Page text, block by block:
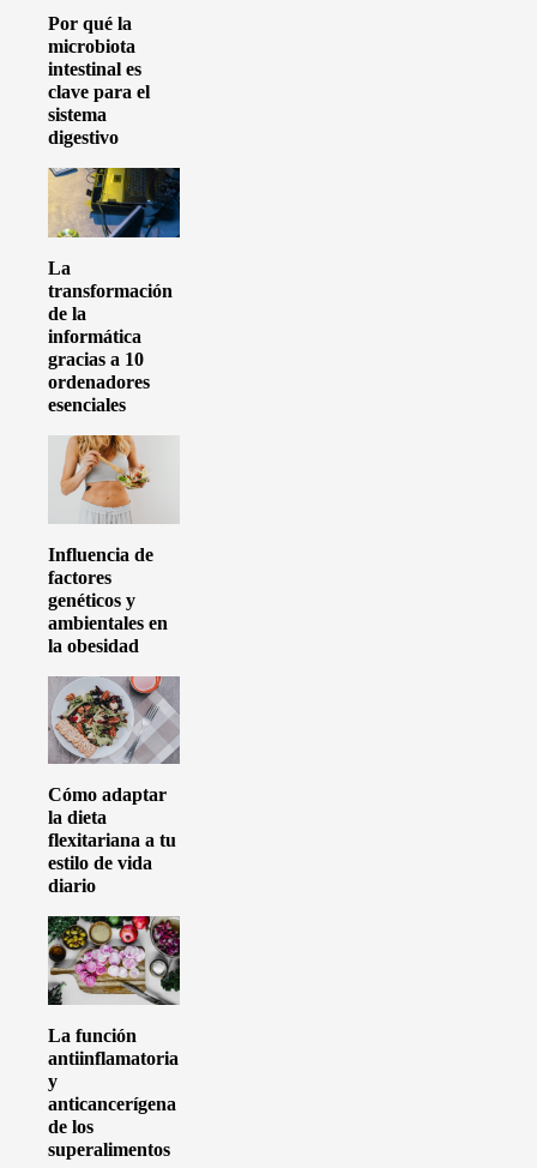
Por qué la
microbiota
intestinal es
clave para el
sistema
digestivo
La
transformación
de la
informática
gracias a 10
ordenadores
esenciales
Influencia de
factores
genéticos y
ambientales en
la obesidad
Cómo adaptar
la dieta
flexitariana a tu
estilo de vida
diario
La función
antiinflamatoria
y
anticancerígena
de los
superalimentos